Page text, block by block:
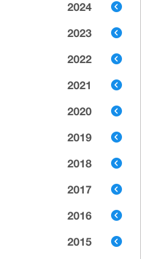
2024
2023
2022
2021
2020
2019
2018
2017
2016
2015